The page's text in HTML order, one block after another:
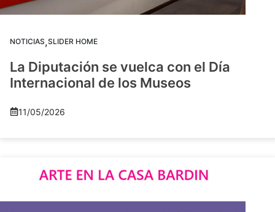
NOTICIAS,SLIDER HOME
La Diputación se vuelca con el Día
Internacional de los Museos
11/05/2026